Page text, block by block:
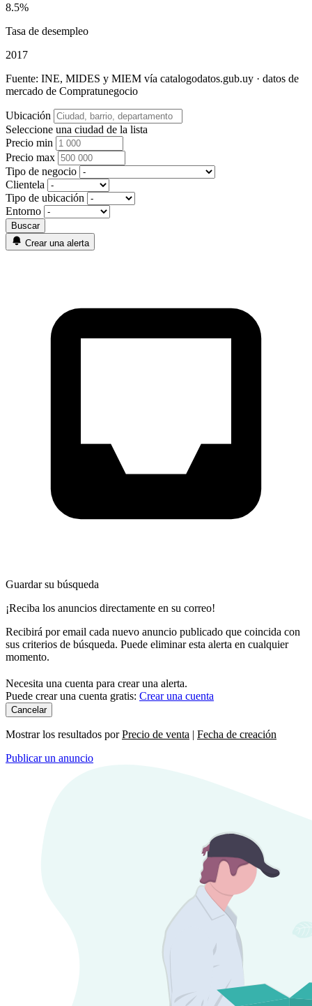
8.5%
Tasa de desempleo
2017
Fuente: INE, MIDES y MIEM vía catalogodatos.gub.uy · datos de
mercado de Compratunegocio
Ubicación
Seleccione una ciudad de la lista
Precio min
Precio max
Tipo de negocio
Clientela
Tipo de ubicación
Entorno
Crear una alerta
Guardar su búsqueda
¡Reciba los anuncios directamente en su correo!
Recibirá por email cada nuevo anuncio publicado que coincida con
sus criterios de búsqueda. Puede eliminar esta alerta en cualquier
momento.
Necesita una cuenta para crear una alerta.
Puede crear una cuenta gratis: Crear una cuenta
Cancelar
Mostrar los resultados porPrecio de venta | Fecha de creación
Publicar un anuncio